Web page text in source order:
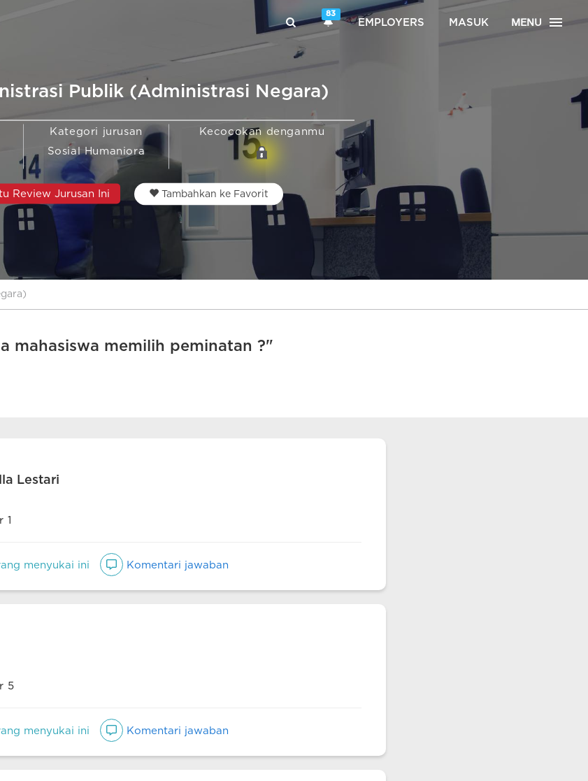
83
EMPLOYERS MASUK MENU
Publik (Administrasi Negara)
Kategori jurusan
Sosial Humaniora
Kecocokan denganmu
Review Jurusan Ini Tambahkan ke Favorit
mahasiswa memilih peminatan ?"
Lestari
1
menyukai ini Komentari jawaban
5
menyukai ini Komentari jawaban